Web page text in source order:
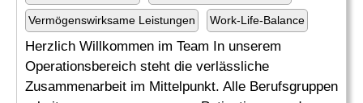
Vermögenswirksame Leistungen Work-Life-Balance
Herzlich Willkommen im Team In unserem
Operationsbereich steht die verlässliche
Zusammenarbeit im Mittelpunkt. Alle Berufsgruppen